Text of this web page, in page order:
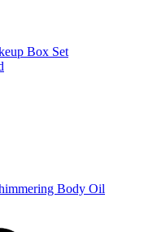
Box Set
Body Oil